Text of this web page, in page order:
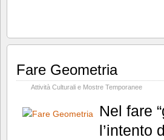
Fare Geometria
Attività Culturali e Mostre Temporanee
Nel fare
l’intento